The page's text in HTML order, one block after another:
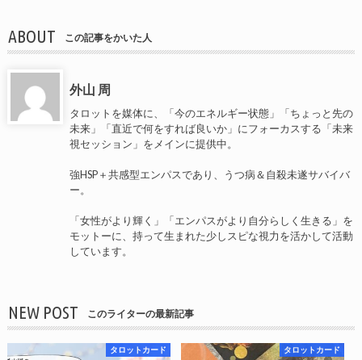
ABOUT この記事をかいた人
外山 周
タロットを媒体に、「今のエネルギー状態」「ちょっと先の
未来」「直近で何をすれば良いか」にフォーカスする「未来
視セッション」をメインに提供中。
強HSP＋共感型エンパスであり、うつ病＆自殺未遂サバイバ
ー。
「女性がより輝く」「エンパスがより自分らしく生きる」を
モットーに、持って生まれた少しスピな視力を活かして活動
しています。
NEW POST このライターの最新記事
タロットカード タロットカード